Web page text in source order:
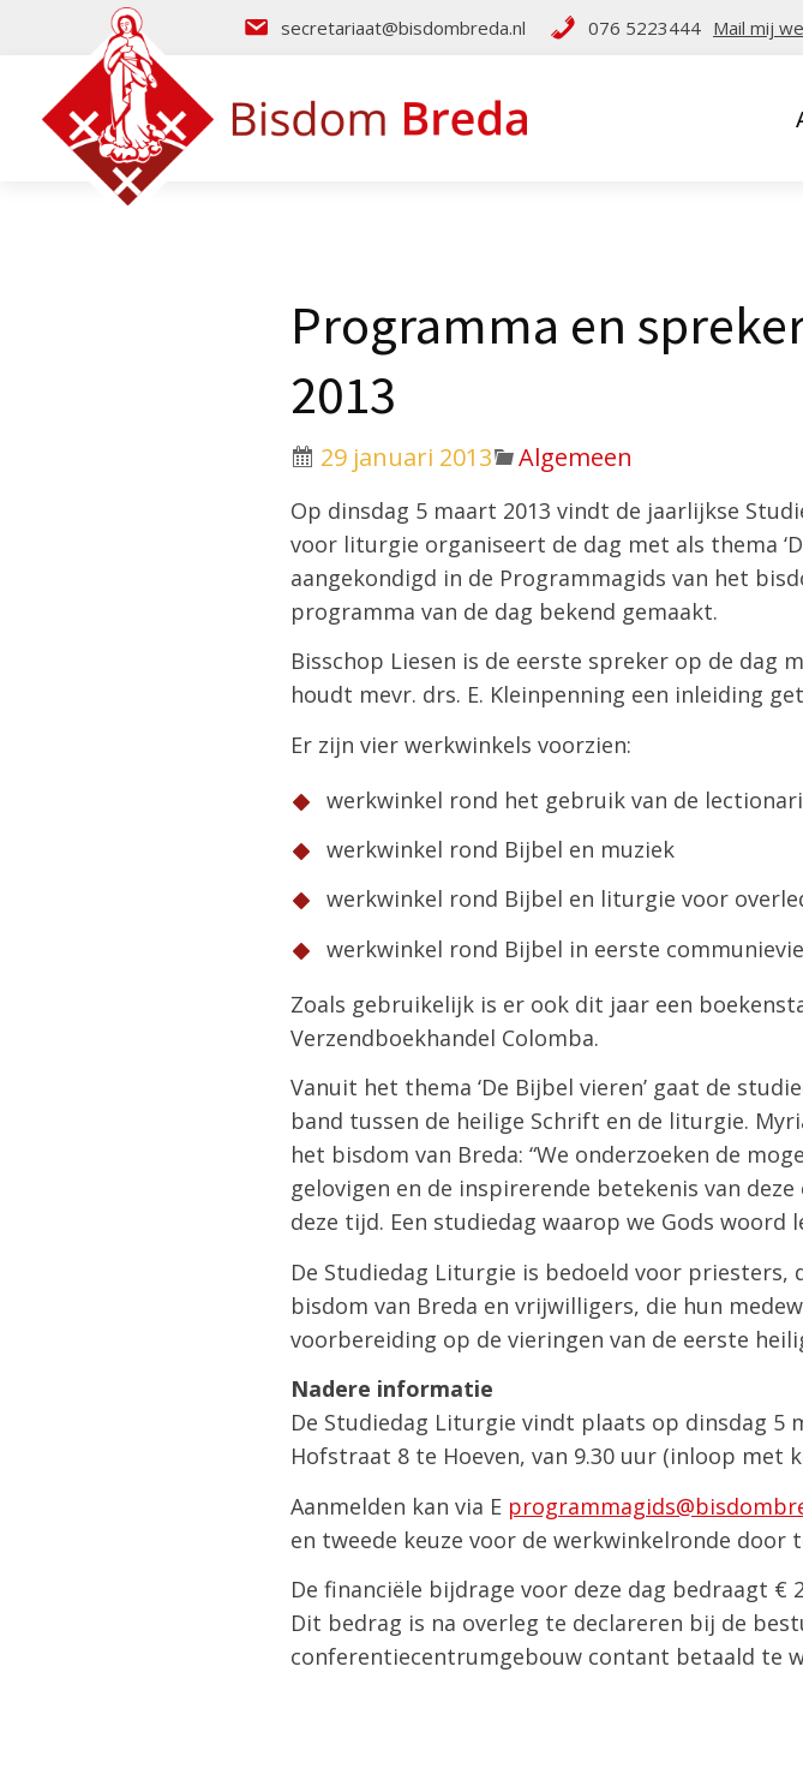
secretariaat@bisdombreda.nl 076 5223444 Mail mij
Programma en
2013
29 januari 2013 Algemeen
Op dinsdag 5 maart 2013 vindt de jaarlijkse
voor liturgie organiseert de dag met als thema
aangekondigd in de Programmagids van het
programma van de dag bekend gemaakt.
Bisschop Liesen is de eerste spreker op de dag
houdt mevr. drs. E. Kleinpenning een inleiding
Er zijn vier werkwinkels voorzien:
werkwinkel rond het gebruik van de
werkwinkel rond Bijbel en muziek
werkwinkel rond Bijbel en liturgie voor
werkwinkel rond Bijbel in eerste
Zoals gebruikelijk is er ook dit jaar een
Verzendboekhandel Colomba.
Vanuit het thema ‘De Bijbel vieren’ gaat de
band tussen de heilige Schrift en de liturgie.
het bisdom van Breda: “We onderzoeken de
gelovigen en de inspirerende betekenis van
deze tijd. Een studiedag waarop we Gods woord
De Studiedag Liturgie is bedoeld voor
bisdom van Breda en vrijwilligers, die hun
voorbereiding op de vieringen van de eerste
Nadere informatie
De Studiedag Liturgie vindt plaats op dinsdag 5
Hofstraat 8 te Hoeven, van 9.30 uur (inloop met
Aanmelden kan via E
en tweede keuze voor de werkwinkelronde door
De financiële bijdrage voor deze dag bedraagt
Dit bedrag is na overleg te declareren bij de
conferentiecentrumgebouw contant betaald te